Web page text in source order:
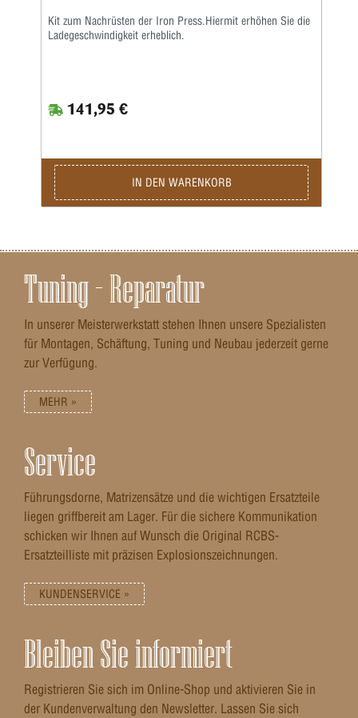
Kit zum Nachrüsten der Iron Press.Hiermit erhöhen Sie die
Ladegeschwindigkeit erheblich.
141,95 €
IN DEN WARENKORB
Tuning – Reparatur
In unserer Meisterwerkstatt stehen Ihnen unsere Spezialisten
für Montagen, Schäftung, Tuning und Neubau jederzeit gerne
zur Verfügung.
MEHR »
Service
Führungsdorne, Matrizensätze und die wichtigen Ersatzteile
liegen griffbereit am Lager. Für die sichere Kommunikation
schicken wir Ihnen auf Wunsch die Original RCBS-
Ersatzteilliste mit präzisen Explosionszeichnungen.
KUNDENSERVICE »
Bleiben Sie informiert
Registrieren Sie sich im Online-Shop und aktivieren Sie in
der Kundenverwaltung den Newsletter. Lassen Sie sich